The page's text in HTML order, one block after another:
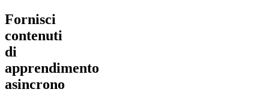
Fornisci
contenuti
di
apprendimento
asincrono